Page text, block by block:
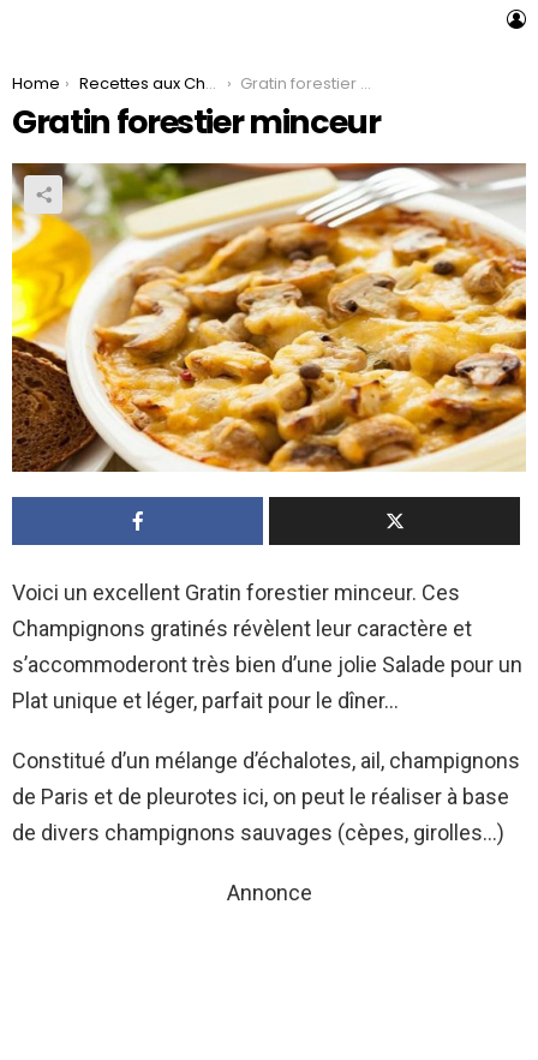
You are here:
Home Recettes aux Champignons Gratin forestier minceur
Gratin forestier minceur
Voici un excellent Gratin forestier minceur. Ces
Champignons gratinés révèlent leur caractère et
s’accommoderont très bien d’une jolie Salade pour un
Plat unique et léger, parfait pour le dîner…
Constitué d’un mélange d’échalotes, ail, champignons
de Paris et de pleurotes ici, on peut le réaliser à base
de divers champignons sauvages (cèpes, girolles…)
Annonce